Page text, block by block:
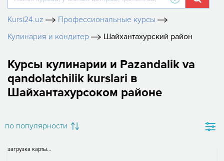
Kursi24.uz
Профессиональные курсы
Кулинария и кондитер
Шайхантахурский район
Курсы кулинарии и Pazandalik va
qandolatchilik kurslari в
Шайхантахурсоком районе
по популярности
загрузка карты...